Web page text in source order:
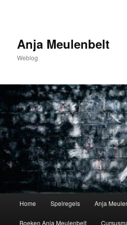
inhoudAnja Meulenbelt
Weblog
Home Spelregels Anja
Boeken Anja Meulenbelt